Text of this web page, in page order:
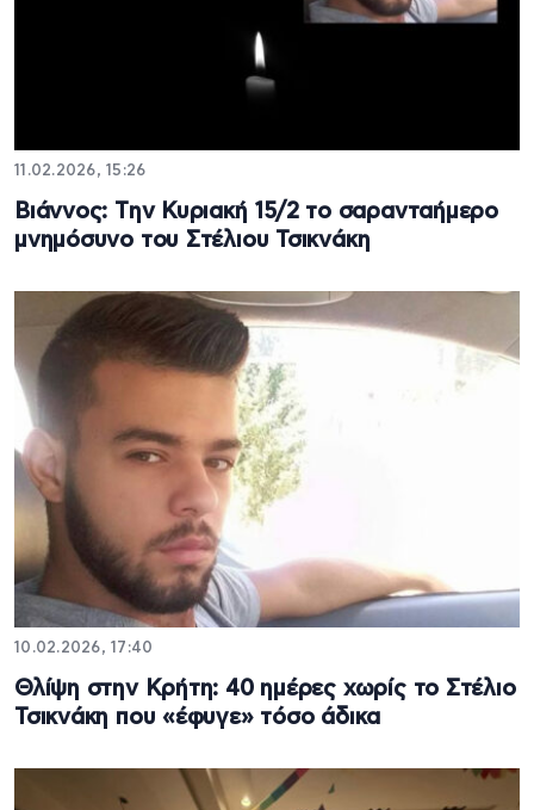
11.02.2026, 15:26
Βιάννος: Tην Κυριακή 15/2 το σαρανταήμερο
μνημόσυνο του Στέλιου Τσικνάκη
10.02.2026, 17:40
Θλίψη στην Κρήτη: 40 ημέρες χωρίς το Στέλιο
Τσικνάκη που «έφυγε» τόσο άδικα